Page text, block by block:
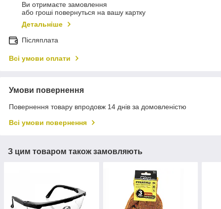
Ви отримаєте замовлення
або гроші повернуться на вашу картку
Детальніше
Післяплата
Всі умови оплати
Умови повернення
Повернення товару впродовж 14 днів за домовленістю
Всі умови повернення
З цим товаром також замовляють